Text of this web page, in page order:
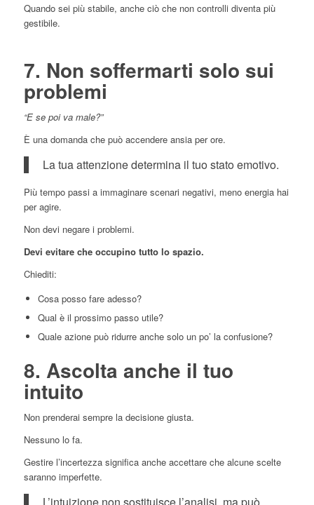
Quando sei più stabile, anche ciò che non controlli diventa più
gestibile.
7. Non soffermarti solo sui
problemi
“E se poi va male?”
È una domanda che può accendere ansia per ore.
La tua attenzione determina il tuo stato emotivo.
Più tempo passi a immaginare scenari negativi, meno energia hai
per agire.
Non devi negare i problemi.
Devi evitare che occupino tutto lo spazio.
Chiediti:
Cosa posso fare adesso?
Qual è il prossimo passo utile?
Quale azione può ridurre anche solo un po’ la confusione?
8. Ascolta anche il tuo
intuito
Non prenderai sempre la decisione giusta.
Nessuno lo fa.
Gestire l’incertezza significa anche accettare che alcune scelte
saranno imperfette.
L’intuizione non sostituisce l’analisi, ma può